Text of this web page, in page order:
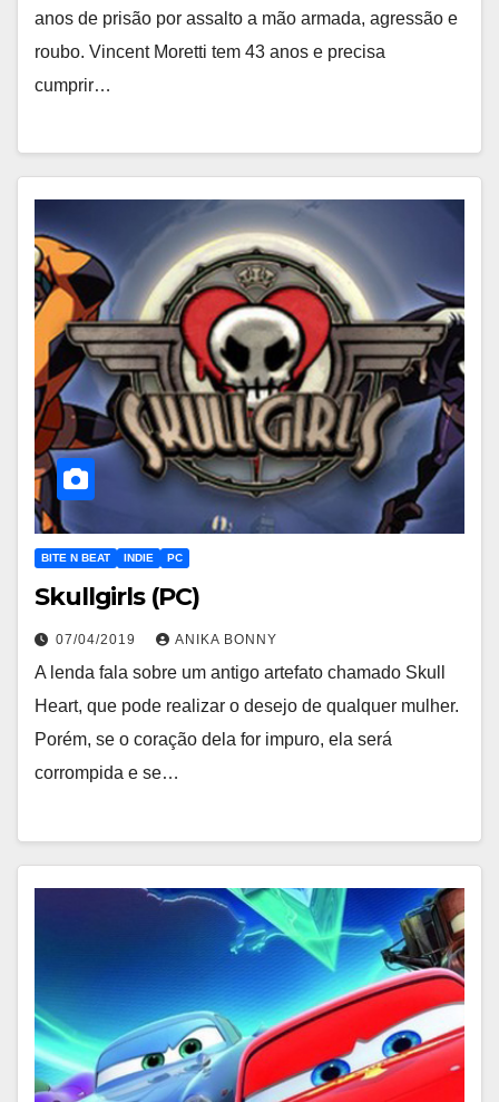
anos de prisão por assalto a mão armada, agressão e
roubo. Vincent Moretti tem 43 anos e precisa
cumprir…
BITE N BEAT INDIE PC
Skullgirls (PC)
07/04/2019 ANIKA BONNY
A lenda fala sobre um antigo artefato chamado Skull
Heart, que pode realizar o desejo de qualquer mulher.
Porém, se o coração dela for impuro, ela será
corrompida e se…